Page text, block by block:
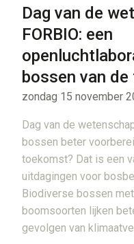
Dag van de
FORBIO: een
bossen van
zondag 15 november
Dag van de
bossen beter
toekomst? Dat is een
uitdagingen voor
Biodiverse bossen
boomsoorten lijken
gevolgen van